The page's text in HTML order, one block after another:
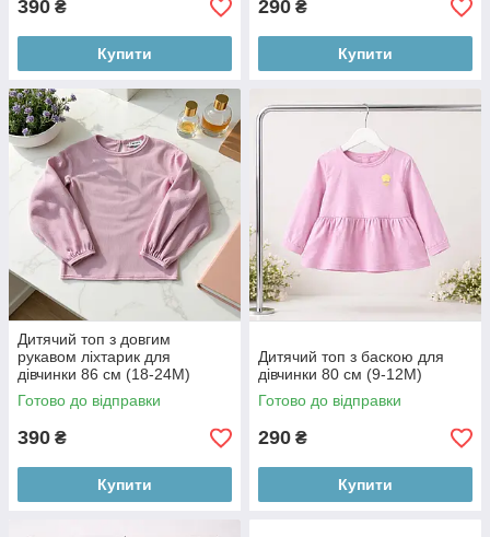
390 ₴
Купити
290 ₴
Купити
Дитячий топ з довгим
рукавом ліхтарик для
дівчинки 86 см (18-24М)
Готово до відправки
390 ₴
Купити
Дитячий топ з баскою для
дівчинки 80 см (9-12М)
Готово до відправки
290 ₴
Купити